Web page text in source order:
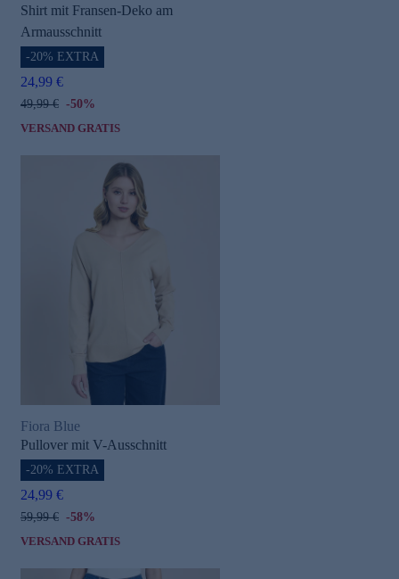
Shirt mit Fransen-Deko am
Armausschnitt
-20% EXTRA
24,99 €
49,99 € -50%
VERSAND GRATIS
Fiora Blue
Pullover mit V-Ausschnitt
-20% EXTRA
24,99 €
59,99 € -58%
VERSAND GRATIS